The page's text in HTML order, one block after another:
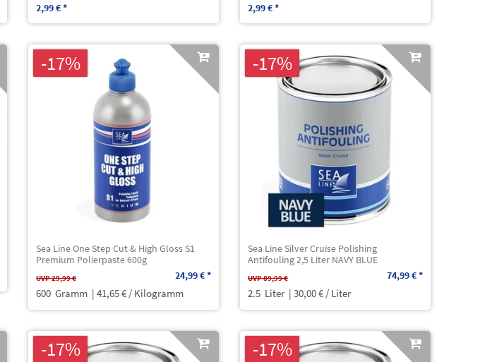
2,99 € *
2,99 € *
-17%
Sea Line One Step Cut & High Gloss S1
Premium Polierpaste 600g
UVP 29,99 € 24,99 € *
600 Gramm | 41,65 € / Kilogramm
-17%
Sea Line Silver Cruise Polishing
Antifouling 2,5 Liter NAVY BLUE
UVP 89,99 € 74,99 € *
2.5 Liter | 30,00 € / Liter
-17% -17%